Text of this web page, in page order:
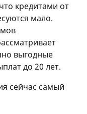
кредитами от
мало.
выгодные
до 20 лет.
сейчас самый